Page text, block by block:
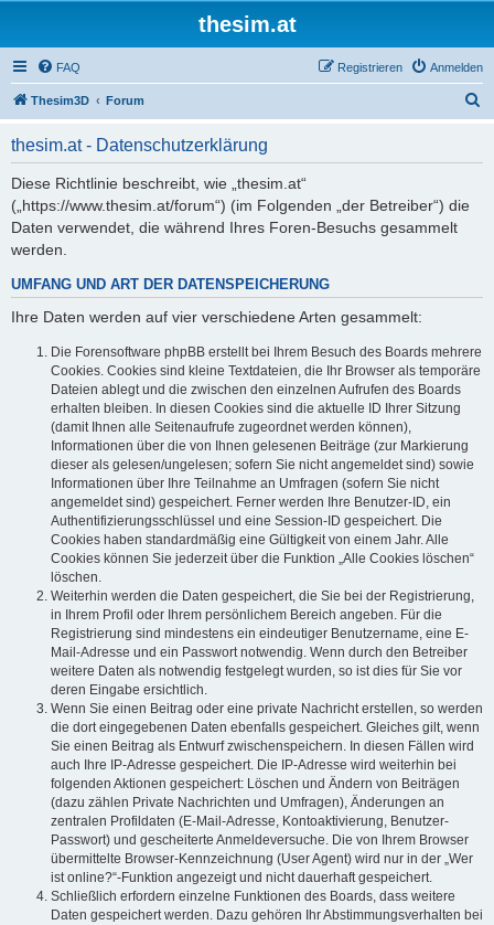
thesim.at
FAQ Anmelden
Registrieren
Thesim3D Forum
thesim.at - Datenschutzerklärung
Diese Richtlinie beschreibt, wie „thesim.at“
(„https://www.thesim.at/forum“) (im Folgenden „der Betreiber“) die
Daten verwendet, die während Ihres Foren-Besuchs gesammelt
werden.
UMFANG UND ART DER DATENSPEICHERUNG
Ihre Daten werden auf vier verschiedene Arten gesammelt:
Die Forensoftware phpBB erstellt bei Ihrem Besuch des Boards mehrere
Cookies. Cookies sind kleine Textdateien, die Ihr Browser als temporäre
Dateien ablegt und die zwischen den einzelnen Aufrufen des Boards
erhalten bleiben. In diesen Cookies sind die aktuelle ID Ihrer Sitzung
(damit Ihnen alle Seitenaufrufe zugeordnet werden können),
Informationen über die von Ihnen gelesenen Beiträge (zur Markierung
dieser als gelesen/ungelesen; sofern Sie nicht angemeldet sind) sowie
Informationen über Ihre Teilnahme an Umfragen (sofern Sie nicht
angemeldet sind) gespeichert. Ferner werden Ihre Benutzer-ID, ein
Authentifizierungsschlüssel und eine Session-ID gespeichert. Die
Cookies haben standardmäßig eine Gültigkeit von einem Jahr. Alle
Cookies können Sie jederzeit über die Funktion „Alle Cookies löschen“
löschen.
Weiterhin werden die Daten gespeichert, die Sie bei der Registrierung,
in Ihrem Profil oder Ihrem persönlichem Bereich angeben. Für die
Registrierung sind mindestens ein eindeutiger Benutzername, eine E-
Mail-Adresse und ein Passwort notwendig. Wenn durch den Betreiber
weitere Daten als notwendig festgelegt wurden, so ist dies für Sie vor
deren Eingabe ersichtlich.
Wenn Sie einen Beitrag oder eine private Nachricht erstellen, so werden
die dort eingegebenen Daten ebenfalls gespeichert. Gleiches gilt, wenn
Sie einen Beitrag als Entwurf zwischenspeichern. In diesen Fällen wird
auch Ihre IP-Adresse gespeichert. Die IP-Adresse wird weiterhin bei
folgenden Aktionen gespeichert: Löschen und Ändern von Beiträgen
(dazu zählen Private Nachrichten und Umfragen), Änderungen an
zentralen Profildaten (E-Mail-Adresse, Kontoaktivierung, Benutzer-
Passwort) und gescheiterte Anmeldeversuche. Die von Ihrem Browser
übermittelte Browser-Kennzeichnung (User Agent) wird nur in der „Wer
ist online?“-Funktion angezeigt und nicht dauerhaft gespeichert.
Schließlich erfordern einzelne Funktionen des Boards, dass weitere
Daten gespeichert werden. Dazu gehören Ihr Abstimmungsverhalten bei